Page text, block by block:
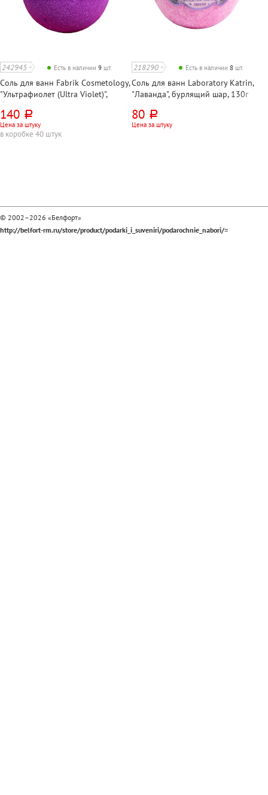
242945 Есть в наличии 9 шт.
Соль для ванн Fabrik Cosmetology,
"Ультрафиолет (Ultra Violet)",
бурлящий шар 130г, с шиммером
(эффект мерцания)
140 руб.
Цена за штуку
в коробке 40 штук
218290 Есть в наличии 8 шт.
Соль для ванн Laboratory Katrin,
"Лаванда", бурлящий шар, 130г
80 руб.
Цена за штуку
© 2002–2026 «Белфорт»
http://belfort-rm.ru/store/product/podarki_i_suveniri/podarochnie_nabori/=